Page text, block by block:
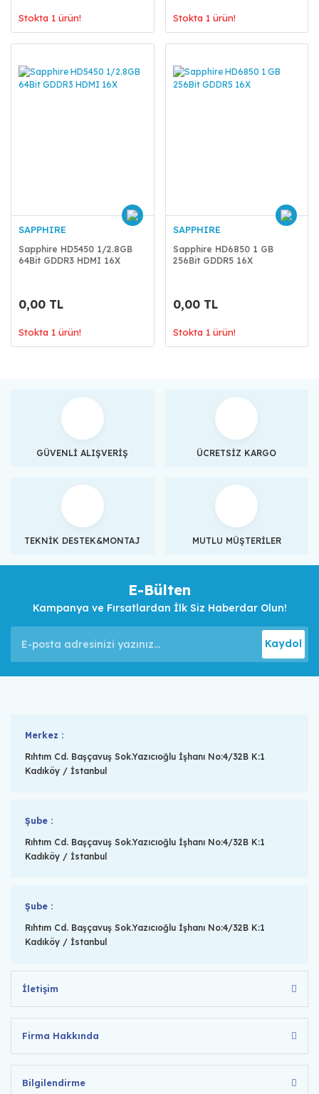
Stokta 1 ürün! Stokta 1 ürün!
SAPPHIRE
Sapphire HD5450 1/2.8GB
64Bit GDDR3 HDMI 16X
0,00 TL
Stokta 1 ürün!
SAPPHIRE
Sapphire HD6850 1 GB
256Bit GDDR5 16X
0,00 TL
Stokta 1 ürün!
GÜVENLİ ALIŞVERİŞ ÜCRETSİZ KARGO
TEKNİK DESTEK&MONTAJ MUTLU MÜŞTERİLER
E-Bülten
Kampanya ve Fırsatlardan İlk Siz Haberdar Olun!
Kaydol
Merkez :
Rıhtım Cd. Başçavuş Sok.Yazıcıoğlu İşhanı No:4/32B K:1
Kadıköy / İstanbul
Şube :
Rıhtım Cd. Başçavuş Sok.Yazıcıoğlu İşhanı No:4/32B K:1
Kadıköy / İstanbul
Şube :
Rıhtım Cd. Başçavuş Sok.Yazıcıoğlu İşhanı No:4/32B K:1
Kadıköy / İstanbul
İletişim
Firma Hakkında
Bilgilendirme